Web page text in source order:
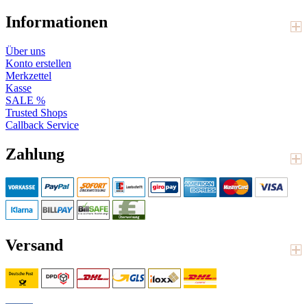
Informationen
Über uns
Konto erstellen
Merkzettel
Kasse
SALE %
Trusted Shops
Callback Service
Zahlung
Versand